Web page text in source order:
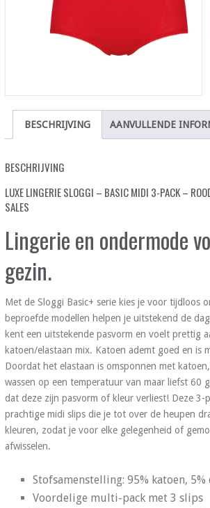
BESCHRIJVING AANVULLENDE
BESCHRIJVING
LUXE LINGERIE SLOGGI – BASIC MIDI 3-PACK –
SALES
Lingerie en ondermode
gezin.
Met de Sloggi Basic+ serie kies je voor tijdloos
beproefde modellen helpen je uitstekend de
kent een uitstekende pasvorm en voelt prettig
katoen/elastaan mix. Katoen ademt goed en is
Doordat het elastaan is omsponnen met
wassen op een temperatuur van maar liefst 60
dat deze zijn pasvorm of kleur verliest! Deze 3-
prachtige midi slips die je tot over de heupen
kleuren, zodat je voor elke gelegenheid of
afwisselen.
Stofsamenstelling: 95% katoen, 5%
Voordelige multi-pack met 3 slips